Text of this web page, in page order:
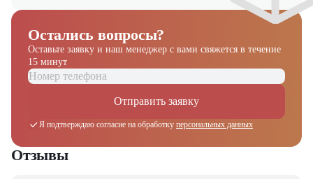
Остались вопросы?
Оставьте заявку и наш менеджер с вами свяжется в течение
15 минут
Отправить заявку
Я подтверждаю согласие на обработку персональных данных
Отзывы